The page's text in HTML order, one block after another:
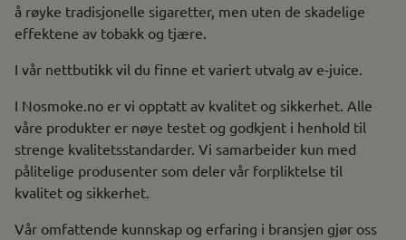
å røyke tradisjonelle sigaretter, men uten de skadelige
effektene av tobakk og tjære.
I vår nettbutikk vil du finne et variert utvalg av e-juice.
I Nosmoke.no er vi opptatt av kvalitet og sikkerhet. Alle
våre produkter er nøye testet og godkjent i henhold til
strenge kvalitetsstandarder. Vi samarbeider kun med
pålitelige produsenter som deler vår forpliktelse til
kvalitet og sikkerhet.
Vår omfattende kunnskap og erfaring i bransjen gjør oss